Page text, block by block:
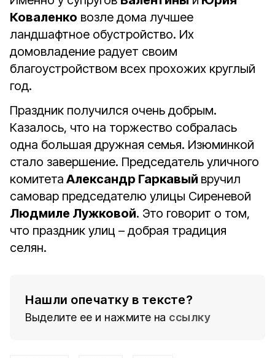
Коваленко возле дома лучшее
ландшафтное обустройство. Их
домовладение радует своим
благоустройством всех прохожих круглый
год.
Праздник получился очень добрым.
Казалось, что на торжество собралась
одна большая дружная семья. Изюминкой
стало завершение. Председатель уличного
комитета Александр Гаркавый вручил
самовар председателю улицы Сиреневой
Людмиле Лужковой. Это говорит о том,
что праздник улиц – добрая традиция
селян.
Нашли опечатку в тексте?
Выделите ее и нажмите на ссылку